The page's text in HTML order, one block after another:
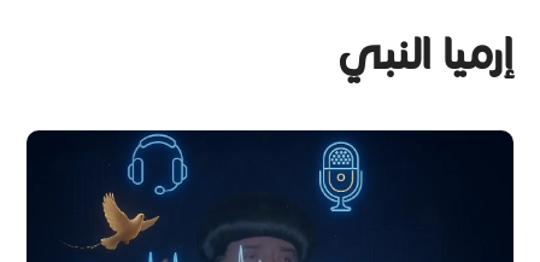
إرميا النبي